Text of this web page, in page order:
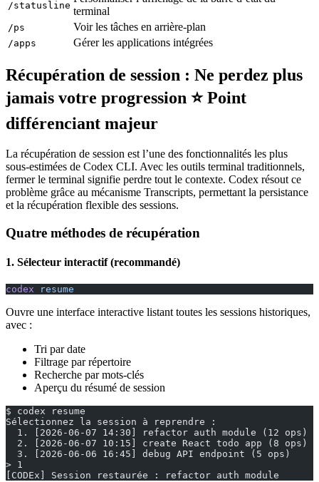
/statusline terminal
/ps Voir les tâches en arrière-plan
/apps Gérer les applications intégrées
Récupération de session : Ne perdez plus
jamais votre progression ⭐ Point
différenciant majeur
La récupération de session est l’une des fonctionnalités les plus
sous-estimées de Codex CLI. Avec les outils terminal traditionnels,
fermer le terminal signifie perdre tout le contexte. Codex résout ce
problème grâce au mécanisme Transcripts, permettant la persistance
et la récupération flexible des sessions.
Quatre méthodes de récupération
1. Sélecteur interactif (recommandé)
codex resume
Ouvre une interface interactive listant toutes les sessions historiques,
avec :
Tri par date
Filtrage par répertoire
Recherche par mots-clés
Aperçu du résumé de session
$ codex resume
Sélectionnez la session à reprendre :
  1. [2026-06-07 14:30] refactor auth module (12 ops)
  2. [2026-06-07 10:15] create React todo app (8 ops)
  3. [2026-06-06 16:45] debug API endpoint (5 ops)
> 1
[CODEx] Session restaurée : refactor auth module